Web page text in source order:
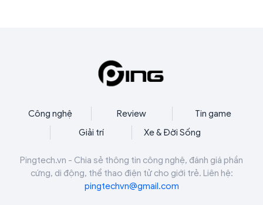
Công nghệ Review
Tin game
Giải trí
Xe & Đời Sống
Pingtech.vn - Chia sẻ thông tin công nghệ, đánh giá phần
cứng, di động, thể thao điện tử cho giới trẻ. Liên hệ:
pingtechvn@gmail.com